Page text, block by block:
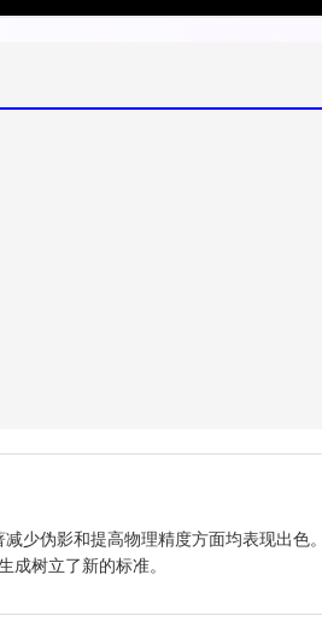
少伪影和提高物理精度方面均表现出色。
树立了新的标准。